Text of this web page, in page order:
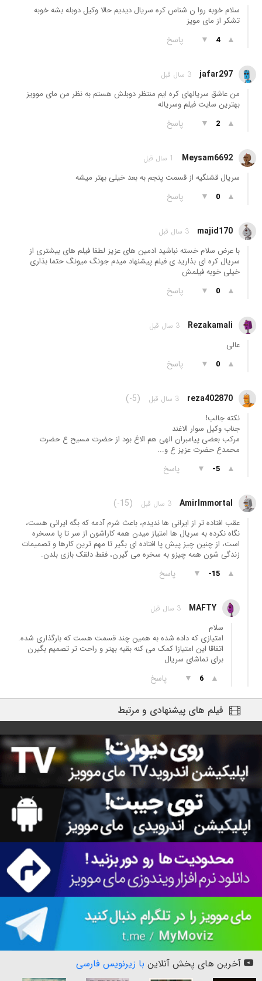
سلام خوبه روا ن شناس کره سریال دیدیم حالا وکیل دوبله بشه خوبه
تشکر از مای مویز
▲
4
▼ پاسخ
jafar297 3 سال قبل
من عاشق سریالهای کره ایم منتظر دوبلش هستم به نظر من مای موویز
بهترین سایت فیلم وسریاله
▲
2
▼ پاسخ
Meysam6692 1 سال قبل
سریال قشنگیه از قسمت پنجم به بعد خیلی بهتر میشه
▲
0
▼ پاسخ
majid170 3 سال قبل
با عرض سلام خسته نباشید ادمین های عزیز لطفا فیلم های بیشتری از
سریال کره ای بذارید ی فیلم پیشنهاد میدم جونگ میونگ حتما بذاری
خیلی خوبه فیلمش
▲
0
▼ پاسخ
Rezakamali 3 سال قبل
عالی
▲
0
▼ پاسخ
reza402870 3 سال قبل (-5)
نکته جالب!
جناب وکیل سوار الاغند
مرکب بعضی پیامبران الهی هم الاغ بود از حضرت مسیح ع حضرت
محمدع حضرت عزیز ع و...
▲
-5
▼ پاسخ
AmirImmortal 3 سال قبل (-15)
عقب افتاده تر از ایرانی ها ندیدم، باعث شرم آدمه که بگه ایرانی هست،
نگاه نکرده به سریال ها امتیاز میدن همه کاراشون از سر تا پا مسخره
است، از چنین چیز پیش پا افتاده ای بگیر تا مهم ترین کارها و تصمیمات
زندگی شون همه چیزو به سخره می گیرن، فقط دلقک بازی بلدن.
▲
-15
▼ پاسخ
MAFTY 3 سال قبل
سلام
امتیازی که داده شده به همین چند قسمت هست که بارگذاری شده.
اتفاقا این امتیازا کمک می کنه بقیه بهتر و راحت تر تصمیم بگیرن
برای تماشای سریال
▲
6
▼ پاسخ
فیلم های پیشنهادی و مرتبط
آخرین های پخش آنلاین با زیرنویس فارسی